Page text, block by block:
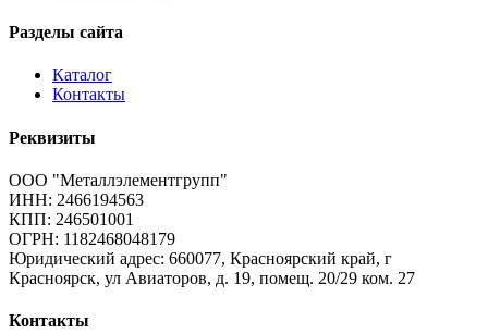
Разделы сайта
Каталог
Контакты
Реквизиты
ООО "Металлэлементгрупп"
ИНН: 2466194563
КПП: 246501001
ОГРН: 1182468048179
Юридический адрес: 660077, Красноярский край, г
Красноярск, ул Авиаторов, д. 19, помещ. 20/29 ком. 27
Контакты